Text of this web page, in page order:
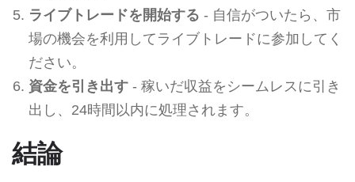
ライブトレードを開始する - 自信がついたら、市
場の機会を利用してライブトレードに参加してく
ださい。
資金を引き出す- 稼いだ収益をシームレスに引き
出し、24時間以内に処理されます。
結論